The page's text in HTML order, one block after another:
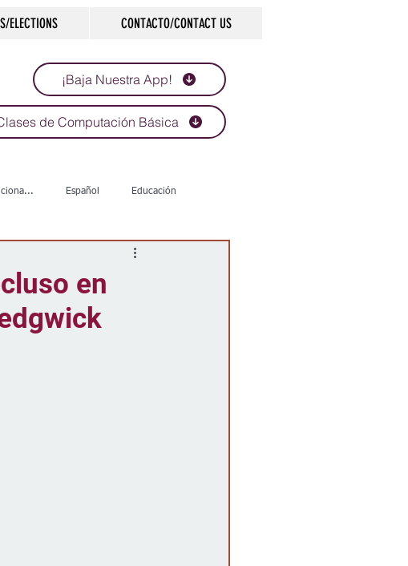
ELECTIONS CONTACTO/CONTACT US
¡Baja Nuestra App!
de Computación Básica
Español Educación
Comunidad Historias que inspiran
en